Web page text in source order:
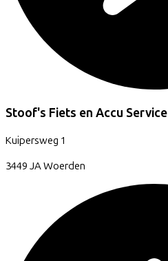
Stoof's Fiets en Accu Service
Kuipersweg 1
3449 JAWoerden